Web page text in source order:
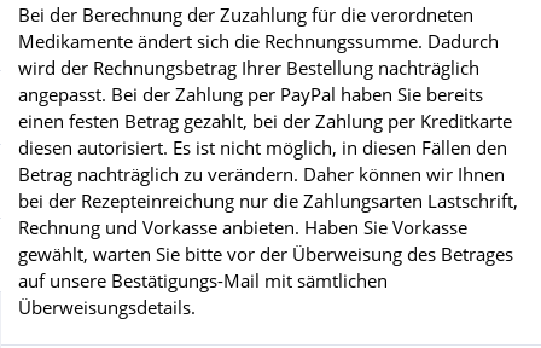
Sale
Schnäppchen
Sparsets
Täglich gut versorgt
Körperpflege & Kosmetik
Liebe & Erotik
Mutter & Kind
Nahrungsergänzung
Bei der Berechnung der Zuzahlung für die verordneten
Medikamente ändert sich die Rechnungssumme. Dadurch
wird der Rechnungsbetrag Ihrer Bestellung nachträglich
angepasst. Bei der Zahlung per PayPal haben Sie bereits
einen festen Betrag gezahlt, bei der Zahlung per Kreditkarte
diesen autorisiert. Es ist nicht möglich, in diesen Fällen den
Betrag nachträglich zu verändern. Daher können wir Ihnen
bei der Rezepteinreichung nur die Zahlungsarten Lastschrift,
Rechnung und Vorkasse anbieten. Haben Sie Vorkasse
gewählt, warten Sie bitte vor der Überweisung des Betrages
auf unsere Bestätigungs-Mail mit sämtlichen
Überweisungsdetails.